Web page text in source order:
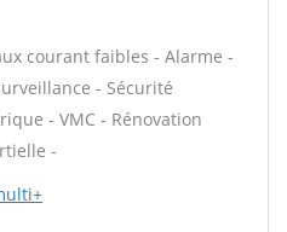
courant faibles - Alarme -
- Sécurité
- VMC - Rénovation
-